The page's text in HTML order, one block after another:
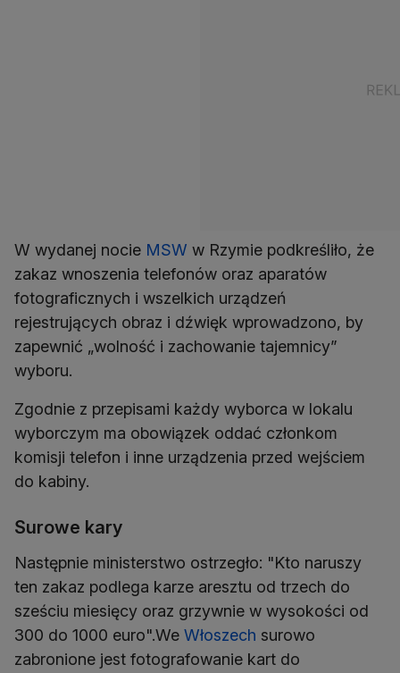
W wydanej nocie MSW w Rzymie podkreśliło, że
zakaz wnoszenia telefonów oraz aparatów
fotograficznych i wszelkich urządzeń
rejestrujących obraz i dźwięk wprowadzono, by
zapewnić „wolność i zachowanie tajemnicy”
wyboru.
Zgodnie z przepisami każdy wyborca w lokalu
wyborczym ma obowiązek oddać członkom
komisji telefon i inne urządzenia przed wejściem
do kabiny.
Surowe kary
Następnie ministerstwo ostrzegło: "Kto naruszy
ten zakaz podlega karze aresztu od trzech do
sześciu miesięcy oraz grzywnie w wysokości od
300 do 1000 euro".We Włoszech surowo
zabronione jest fotografowanie kart do